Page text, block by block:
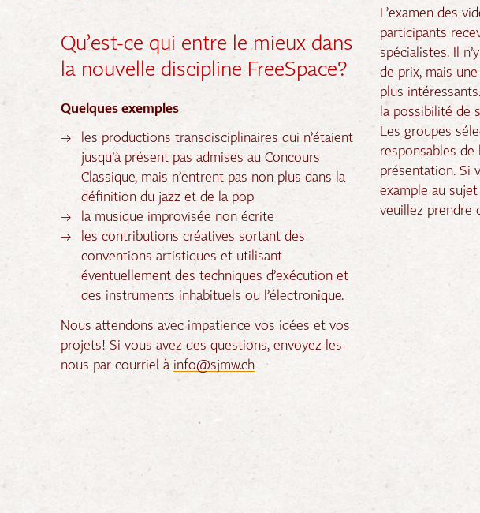
Qu’est-ce qui entre le mieux dans
la nouvelle discipline FreeSpace?
Quelques exemples
les productions transdisciplinaires qui n’étaient
jusqu’à présent pas admises au Concours
Classique, mais n’entrent pas non plus dans la
définition du jazz et de la pop
la musique improvisée non écrite
les contributions créatives sortant des
conventions artistiques et utilisant
éventuellement des techniques d’exécution et
des instruments inhabituels ou l’électronique.
Nous attendons avec impatience vos idées et vos
projets! Si vous avez des questions, envoyez-les-
nous par courriel à info@sjmw.ch
L’examen des
participants
spécialistes. Il
de prix, mais
plus
la possibilité de
Les groupes
responsables de
présentation. Si
example au
veuillez prendre